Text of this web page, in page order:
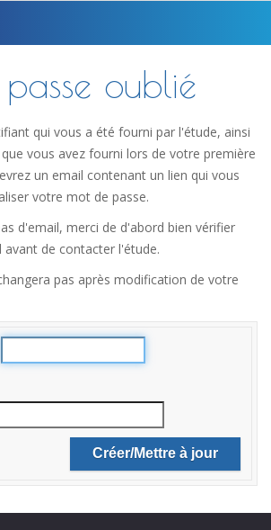
oublié
qui vous a été fourni par l'étude, ainsi
vous avez fourni lors de votre première
un email contenant un lien qui vous
votre mot de passe.
d'email, merci de d'abord bien vérifier
de contacter l'étude.
pas après modification de votre